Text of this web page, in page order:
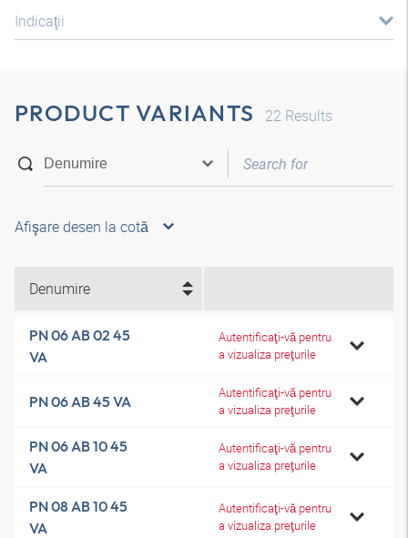
Indicaţii
PRODUCT VARIANTS 22 Results
Afişare desen la cotă
Denumire
PN 06 AB 02 45
VA
Autentificaţi-vă pentru
a vizualiza preţurile
PN 06 AB 45 VA
Autentificaţi-vă pentru
a vizualiza preţurile
PN 06 AB 10 45
VA
Autentificaţi-vă pentru
a vizualiza preţurile
PN 08 AB 10 45
VA
Autentificaţi-vă pentru
a vizualiza preţurile